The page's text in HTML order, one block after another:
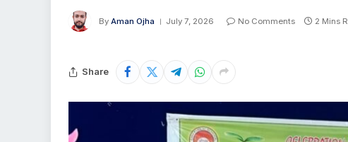
By Aman Ojha July 7, 2026 No Comments 2 Mins
Share